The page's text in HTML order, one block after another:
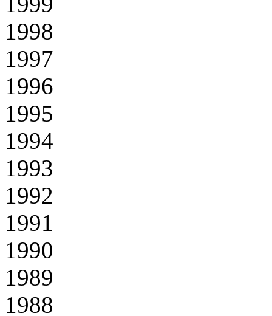
1998
1997
1996
1995
1994
1993
1992
1991
1990
1989
1988